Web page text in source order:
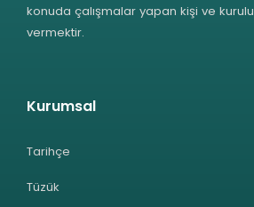
konuda çalışmalar yapan kişi ve
vermektir.
Kurumsal
Tarihçe
Tüzük